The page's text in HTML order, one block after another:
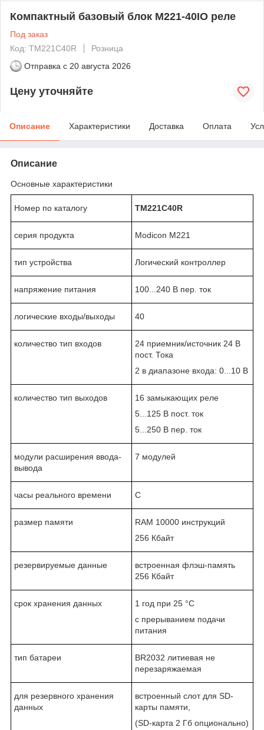
Компактный базовый блок M221-40IO реле
Под заказ
Код: TM221C40R
Розница
Отправка с 20 августа 2026
Цену уточняйте
Описание Характеристики Доставка Оплата
Описание
Основные характеристики
Номер по каталогу TM221C40R
серия продукта Modicon M221
тип устройства Логический контроллер
напряжение питания 100...240 В пер. ток
логические входы/выходы 40
количество тип входов
24 приемник/источник 24 В
пост. Тока
2 в диапазоне входа: 0...10 В
количество тип выходов
16 замыкающих реле
5...125 В пост. ток
5...250 В пер. ток
модули расширения ввода-
вывода
7 модулей
часы реального времени С
размер памяти
RAM 10000 инструкций
256 Кбайт
резервируемые данные
встроенная флэш-память
256 Кбайт
срок хранения данных
1 год при 25 °C
с прерыванием подачи
питания
тип батареи
BR2032 литиевая не
перезаряжаемая
для резервного хранения
данных
встроенный слот для SD-
карты памяти,
(SD-карта 2 Гб опционально)